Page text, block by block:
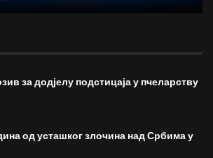
за додјелу подстицаја у пчеларству
од усташког злочина над Србима у